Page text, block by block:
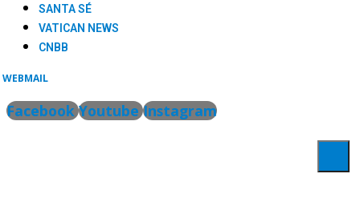
SANTA SÉ
VATICAN NEWS
CNBB
WEBMAIL
Facebook Youtube Instagram